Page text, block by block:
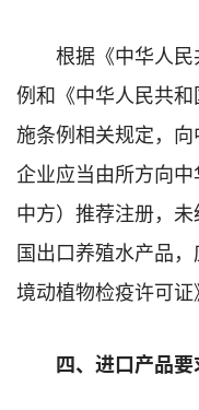
根据《中华人
例和《中华人民共
施条例相关规定，
企业应当由所方向
中方）推荐注册，
国出口养殖水产品
境动植物检疫许可证
四、进口产品要